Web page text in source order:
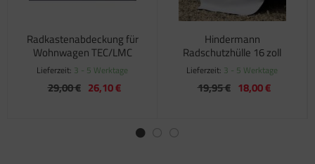
Radkastenabdeckung für
Wohnwagen TEC/LMC
Lieferzeit: 3 - 5 Werktage
29,00 € 26,10 €
Hindermann
Radschutzhülle 16 zoll
Lieferzeit: 3 - 5 Werktage
19,95 € 18,00 €